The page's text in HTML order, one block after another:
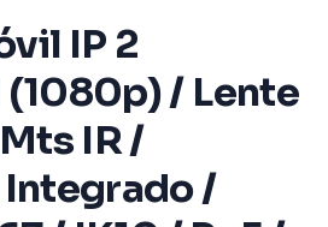
IP 2
/ Lente
IR /
/